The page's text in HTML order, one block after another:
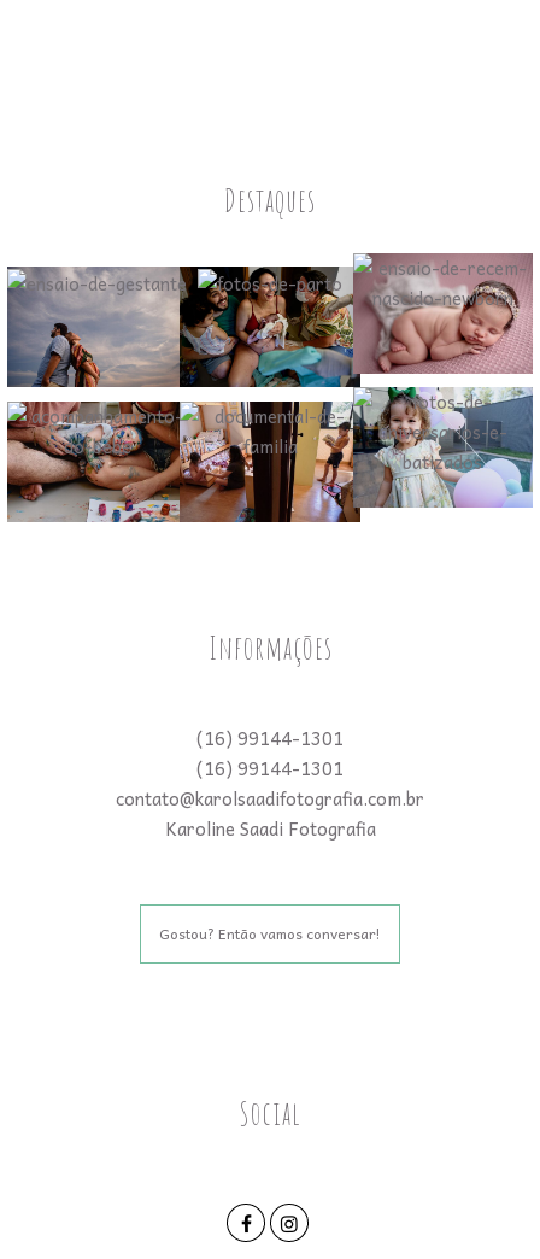
Destaques
Informações
(16) 99144-1301
(16) 99144-1301
contato@karolsaadifotografia.com.br
Karoline Saadi Fotografia
Gostou? Então vamos conversar!
Social